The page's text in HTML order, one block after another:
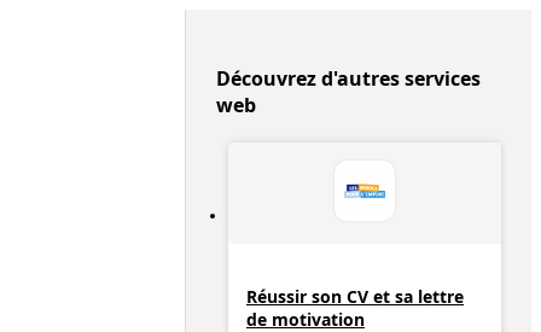
Découvrez d'autres services
web
Réussir son CV et sa lettre
de motivation